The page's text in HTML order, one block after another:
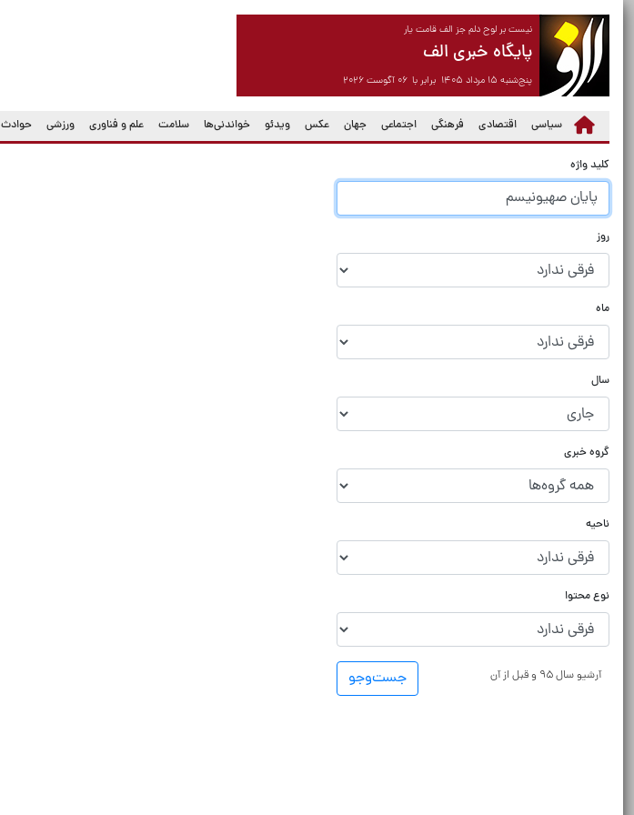
نیست بر لوح دلم جز الف قامت یار
پایگاه خبری الف
پنج‌شنبه ۱۵ مرداد ۱۴۰۵ برابر با ۰۶ آگوست ۲۰۲۶
سیاسی اقتصادی فرهنگی اجتماعی جهان عکس ویدئو خواندنی‌ها سلامت علم و فناوری ورزشی حوادث
کلید واژه
روز
ماه
سال
گروه خبری
ناحیه
نوع محتوا
جست‌و‌جو آرشیو سال ۹۵ و قبل از آن